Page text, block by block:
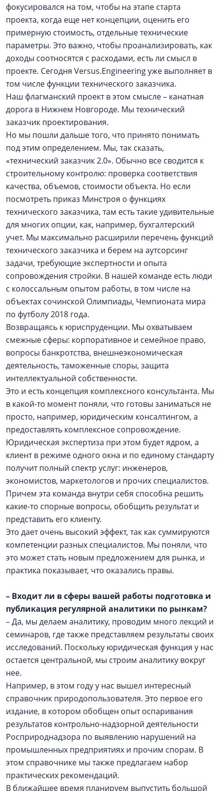
фокусировался на том, чтобы на этапе старта
проекта, когда еще нет концепции, оценить его
примерную стоимость, отдельные технические
параметры. Это важно, чтобы проанализировать, как
доходы соотносятся с расходами, есть ли смысл в
проекте. Сегодня Versus.Engineering уже выполняет в
том числе функции технического заказчика.
Наш флагманский проект в этом смысле – канатная
дорога в Нижнем Новгороде. Мы технический
заказчик проектирования.
Но мы пошли дальше того, что принято понимать
под этим определением. Мы, так сказать,
«технический заказчик 2.0». Обычно все сводится к
строительному контролю: проверка соответствия
качества, объемов, стоимости объекта. Но если
посмотреть приказ Минстроя о функциях
технического заказчика, там есть такие удивительные
для многих опции, как, например, бухгалтерский
учет. Мы максимально расширили перечень функций
технического заказчика и берем на аутсорсинг
задачи, требующие экспертности и опыта
сопровождения стройки. В нашей команде есть люди
с колоссальным опытом работы, в том числе на
объектах сочинской Олимпиады, Чемпионата мира
по футболу 2018 года.
Возвращаясь к юриспруденции. Мы охватываем
смежные сферы: корпоративное и семейное право,
вопросы банкротства, внешнеэкономическая
деятельность, таможенные споры, защита
интеллектуальной собственности.
Это и есть концепция комплексного консультанта. Мы
в какой-то момент поняли, что готовы заниматься не
просто, например, юридическим консалтингом, а
предоставлять комплексное сопровождение.
Юридическая экспертиза при этом будет ядром, а
клиент в режиме одного окна и по единому стандарту
получит полный спектр услуг: инженеров,
экономистов, маркетологов и прочих специалистов.
Причем эта команда внутри себя способна решить
какие-то спорные вопросы, обобщить результат и
представить его клиенту.
Это дает очень высокий эффект, так как суммируются
компетенции разных специалистов. Мы поняли, что
это может стать новым предложением для рынка, и
практика показывает, что оказались правы.
– Входит ли в сферы вашей работы подготовка и
публикация регулярной аналитики по рынкам?
– Да, мы делаем аналитику, проводим много лекций и
семинаров, где также представляем результаты своих
исследований. Поскольку юридическая функция у нас
остается центральной, мы строим аналитику вокруг
нее.
Например, в этом году у нас вышел интересный
справочник природопользователя. Это первое его
издание, в котором обобщен опыт оспаривания
результатов контрольно-надзорной деятельности
Росприроднадзора по выявлению нарушений на
промышленных предприятиях и прочим спорам. В
этом справочнике мы также предлагаем набор
практических рекомендаций.
В ближайшее время планируем выпустить большой